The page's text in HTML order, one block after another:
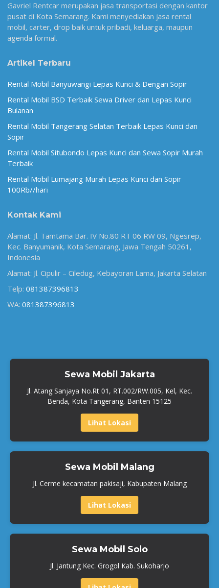
Gavriel Rentcar merupakan jasa transportasi dengan kantor
pusat di Kota Semarang. Kami menyediakan jasa rental
mobil, carter, drop baik untuk pribadi, keluarga, maupun
agenda formal.
Artikel Terbaru
Rental Mobil Banyuwangi Lepas Kunci & Dengan Sopir
Rental Mobil BSD Terbaik Sewa Driver dan Lepas Kunci
Bulanan
Rental Mobil Tangerang Selatan Terbaik Lepas Kunci dan
Sopir
Rental Mobil Situbondo Lepas Kunci dan Sewa Sopir Murah
Terbaik
Rental Mobil Lumajang Murah Lepas Kunci dan Sopir
100Rb//hari
Kontak Kami
Alamat: Jl. Tamtama Bar. IV No.80 RT 06 RW 09, Ngesrep,
Kec. Banyumanik, Kota Semarang, Jawa Tengah 50261,
Indonesia
Alamat: Jl. Cipulir – Ciledug, Kebayoran Lama, Jakarta Selatan
Telp: 081387396813
WA: 081387396813
Sewa Mobil Jakarta
Jl. Atang Sanjaya No.Rt 01, RT.002/RW.005, Kel, Kec.
Benda, Kota Tangerang, Banten 15125
Lihat Lokasi
Sewa Mobil Malang
Jl. Cerme kecamatan pakisaji, Kabupaten Malang
Lihat Lokasi
Sewa Mobil Solo
Jl. Jantung Kec. Grogol Kab. Sukoharjo